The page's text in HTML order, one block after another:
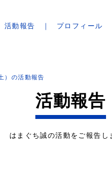
活動報告 プロフィール
）の活動報告
活動報告
はまぐち誠の活動をご報告し